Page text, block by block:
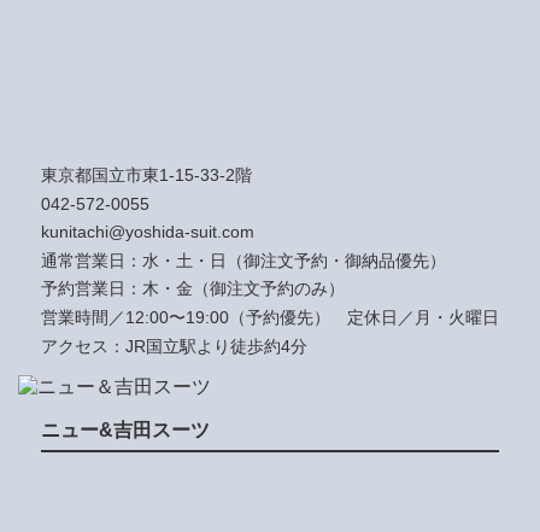
東京都国立市東1-15-33-2階
042-572-0055
kunitachi@yoshida-suit.com
通常営業日：水・土・日（御注文予約・御納品優先）
予約営業日：木・金（御注文予約のみ）
営業時間／12:00〜19:00（予約優先） 定休日／月・火曜日
アクセス：JR国立駅より徒歩約4分
ニュー&吉田スーツ